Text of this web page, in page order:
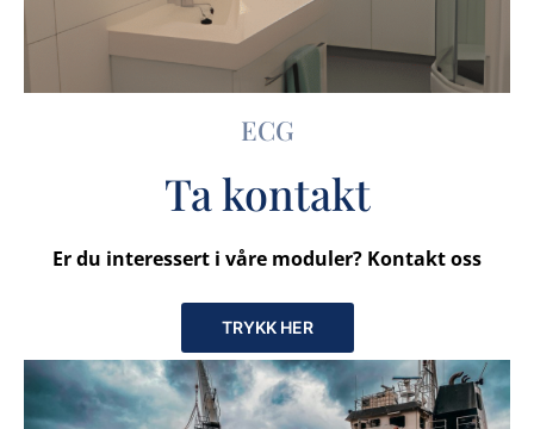
ECG
Ta kontakt
Er du interessert i våre moduler? Kontakt oss
TRYKK HER